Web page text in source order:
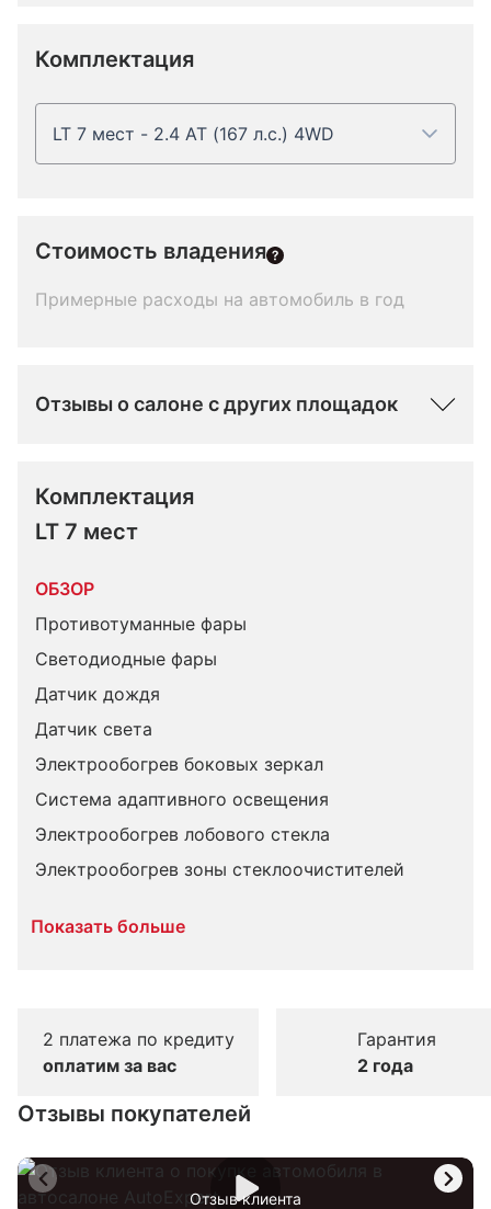
Комплектация
LT 7 мест - 2.4 AT (167 л.с.) 4WD
Стоимость владения
Примерные расходы на автомобиль в год
Отзывы о салоне с других площадок
Комплектация
LT 7 мест
ОБЗОР
Противотуманные фары
Светодиодные фары
Датчик дождя
Датчик света
Электрообогрев боковых зеркал
Система адаптивного освещения
Электрообогрев лобового стекла
Электрообогрев зоны стеклоочистителей
Показать больше
2 платежа по кредиту
оплатим за вас
Гарантия
2 года
Отзывы покупателей
Отзыв клиента